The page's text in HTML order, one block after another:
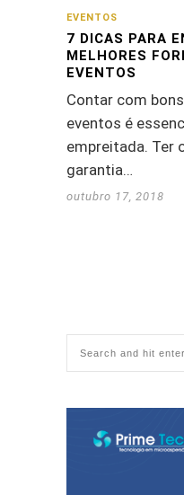
EVENTOS
7 DICAS PARA
MELHORES
EVENTOS
Contar com
eventos é
empreitada. Ter
garantia…
outubro 17, 2018